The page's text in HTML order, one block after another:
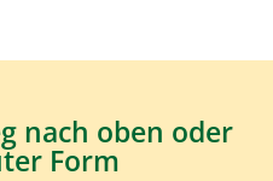
nach oben oder
Form